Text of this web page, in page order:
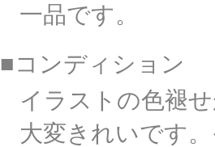
一品です。
■コンディション
イラストの色褪
大変きれいです